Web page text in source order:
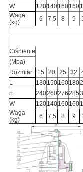
W
120140160160
Waga
(kg)
6 7,5 8 9
Ciśnienie
(Mpa)
Rozmiar
15 20 25 32
L
130150160180
h
240260276285
W
120140160160
Waga
(kg)
6 7,5 8 9